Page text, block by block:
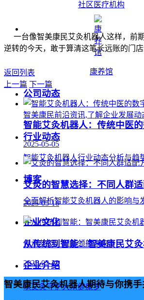
社区医疗机构
康养馆
公司动态
智美康民前沿资讯,了解企业发展动
行业动态
智能艾灸机器人行业动态分析与趋
博客
全面解析智能艾灸机器人的影响与
企业文化
传承艾灸，创新领航未来
企业介绍
以艾灸守护大众健康梦
一台像智美康民艾灸机器人这样，前
逆转的今天，敢于算清这笔长远账的门
返回列表
上一篇 下一篇
智能艾灸机器人：传统中医
2025-05-05
艾灸的智慧选择：不同人群
2025-05-16
从传统到智能：智美康民艾
2025-02-22
智美康民艾灸机器人期待与你携